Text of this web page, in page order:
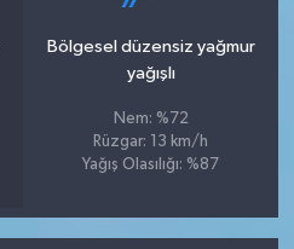
Bölgesel düzensiz yağmur
yağışlı
Nem: %72
Rüzgar: 13 km/h
Yağış Olasılığı: %87